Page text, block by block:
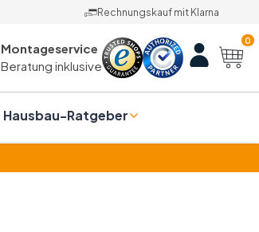
Rechnungskauf mit Klarna
Montageservice
Beratung inklusive
0
Hausbau-Ratgeber